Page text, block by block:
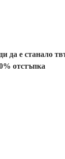
да е станало
отстъпка